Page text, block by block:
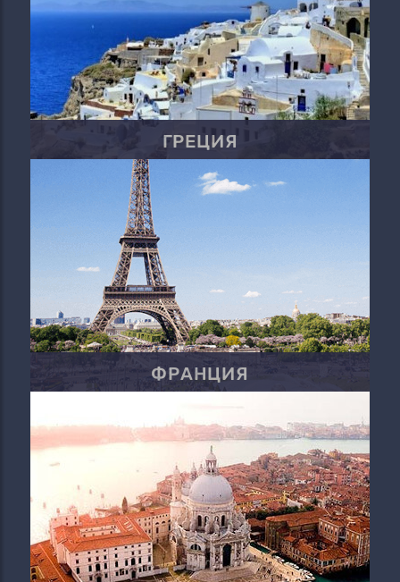
ГРЕЦИЯ
ФРАНЦИЯ